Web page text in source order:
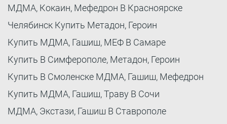
МДМА, Кокаин, Мефедрон В Красноярске
Челябинск Купить Метадон, Героин
Купить МДМА, Гашиш, МЕФ В Самаре
Купить В Симферополе, Метадон, Героин
Купить В Смоленске МДМА, Гашиш, Мефедрон
Купить МДМА, Гашиш, Траву В Сочи
МДМА, Экстази, Гашиш В Ставрополе